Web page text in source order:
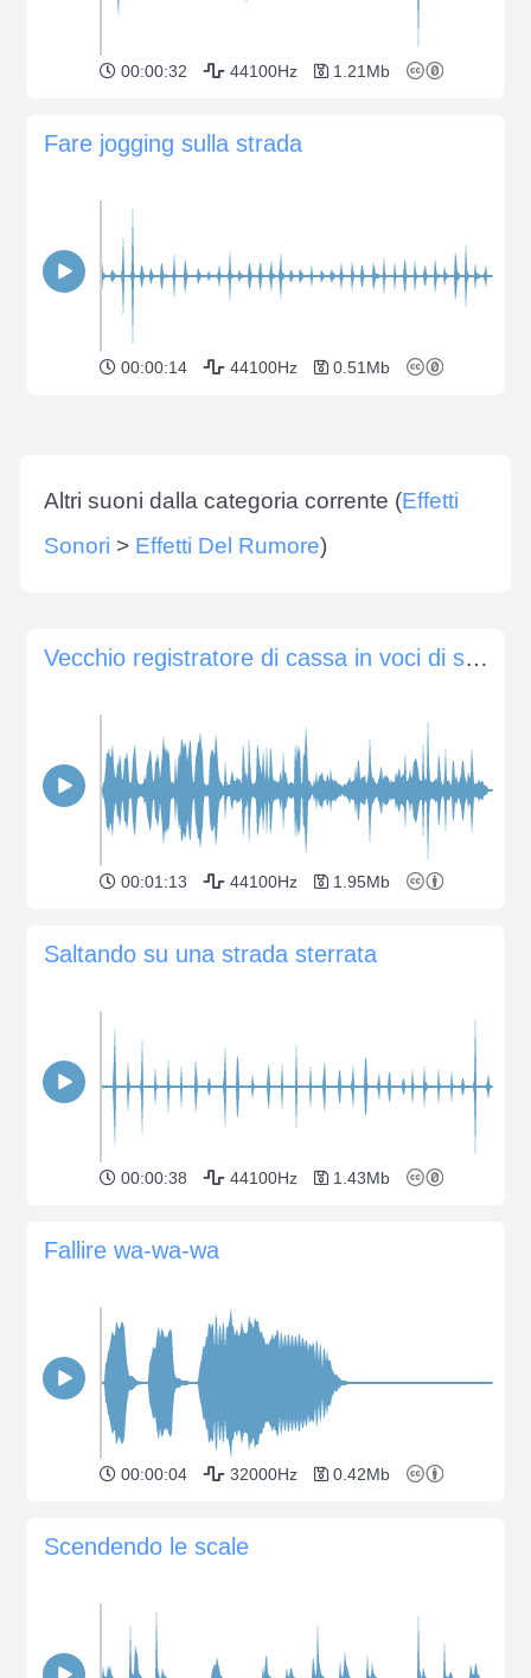
00:00:32 44100Hz 1.21Mb
Fare jogging sulla strada
00:00:14 44100Hz 0.51Mb
Altri suoni dalla categoria corrente (Effetti
Sonori > Effetti Del Rumore)
Vecchio registratore di cassa in voci di supermercato
00:01:13 44100Hz 1.95Mb
Saltando su una strada sterrata
00:00:38 44100Hz 1.43Mb
Fallire wa-wa-wa
00:00:04 32000Hz 0.42Mb
Scendendo le scale